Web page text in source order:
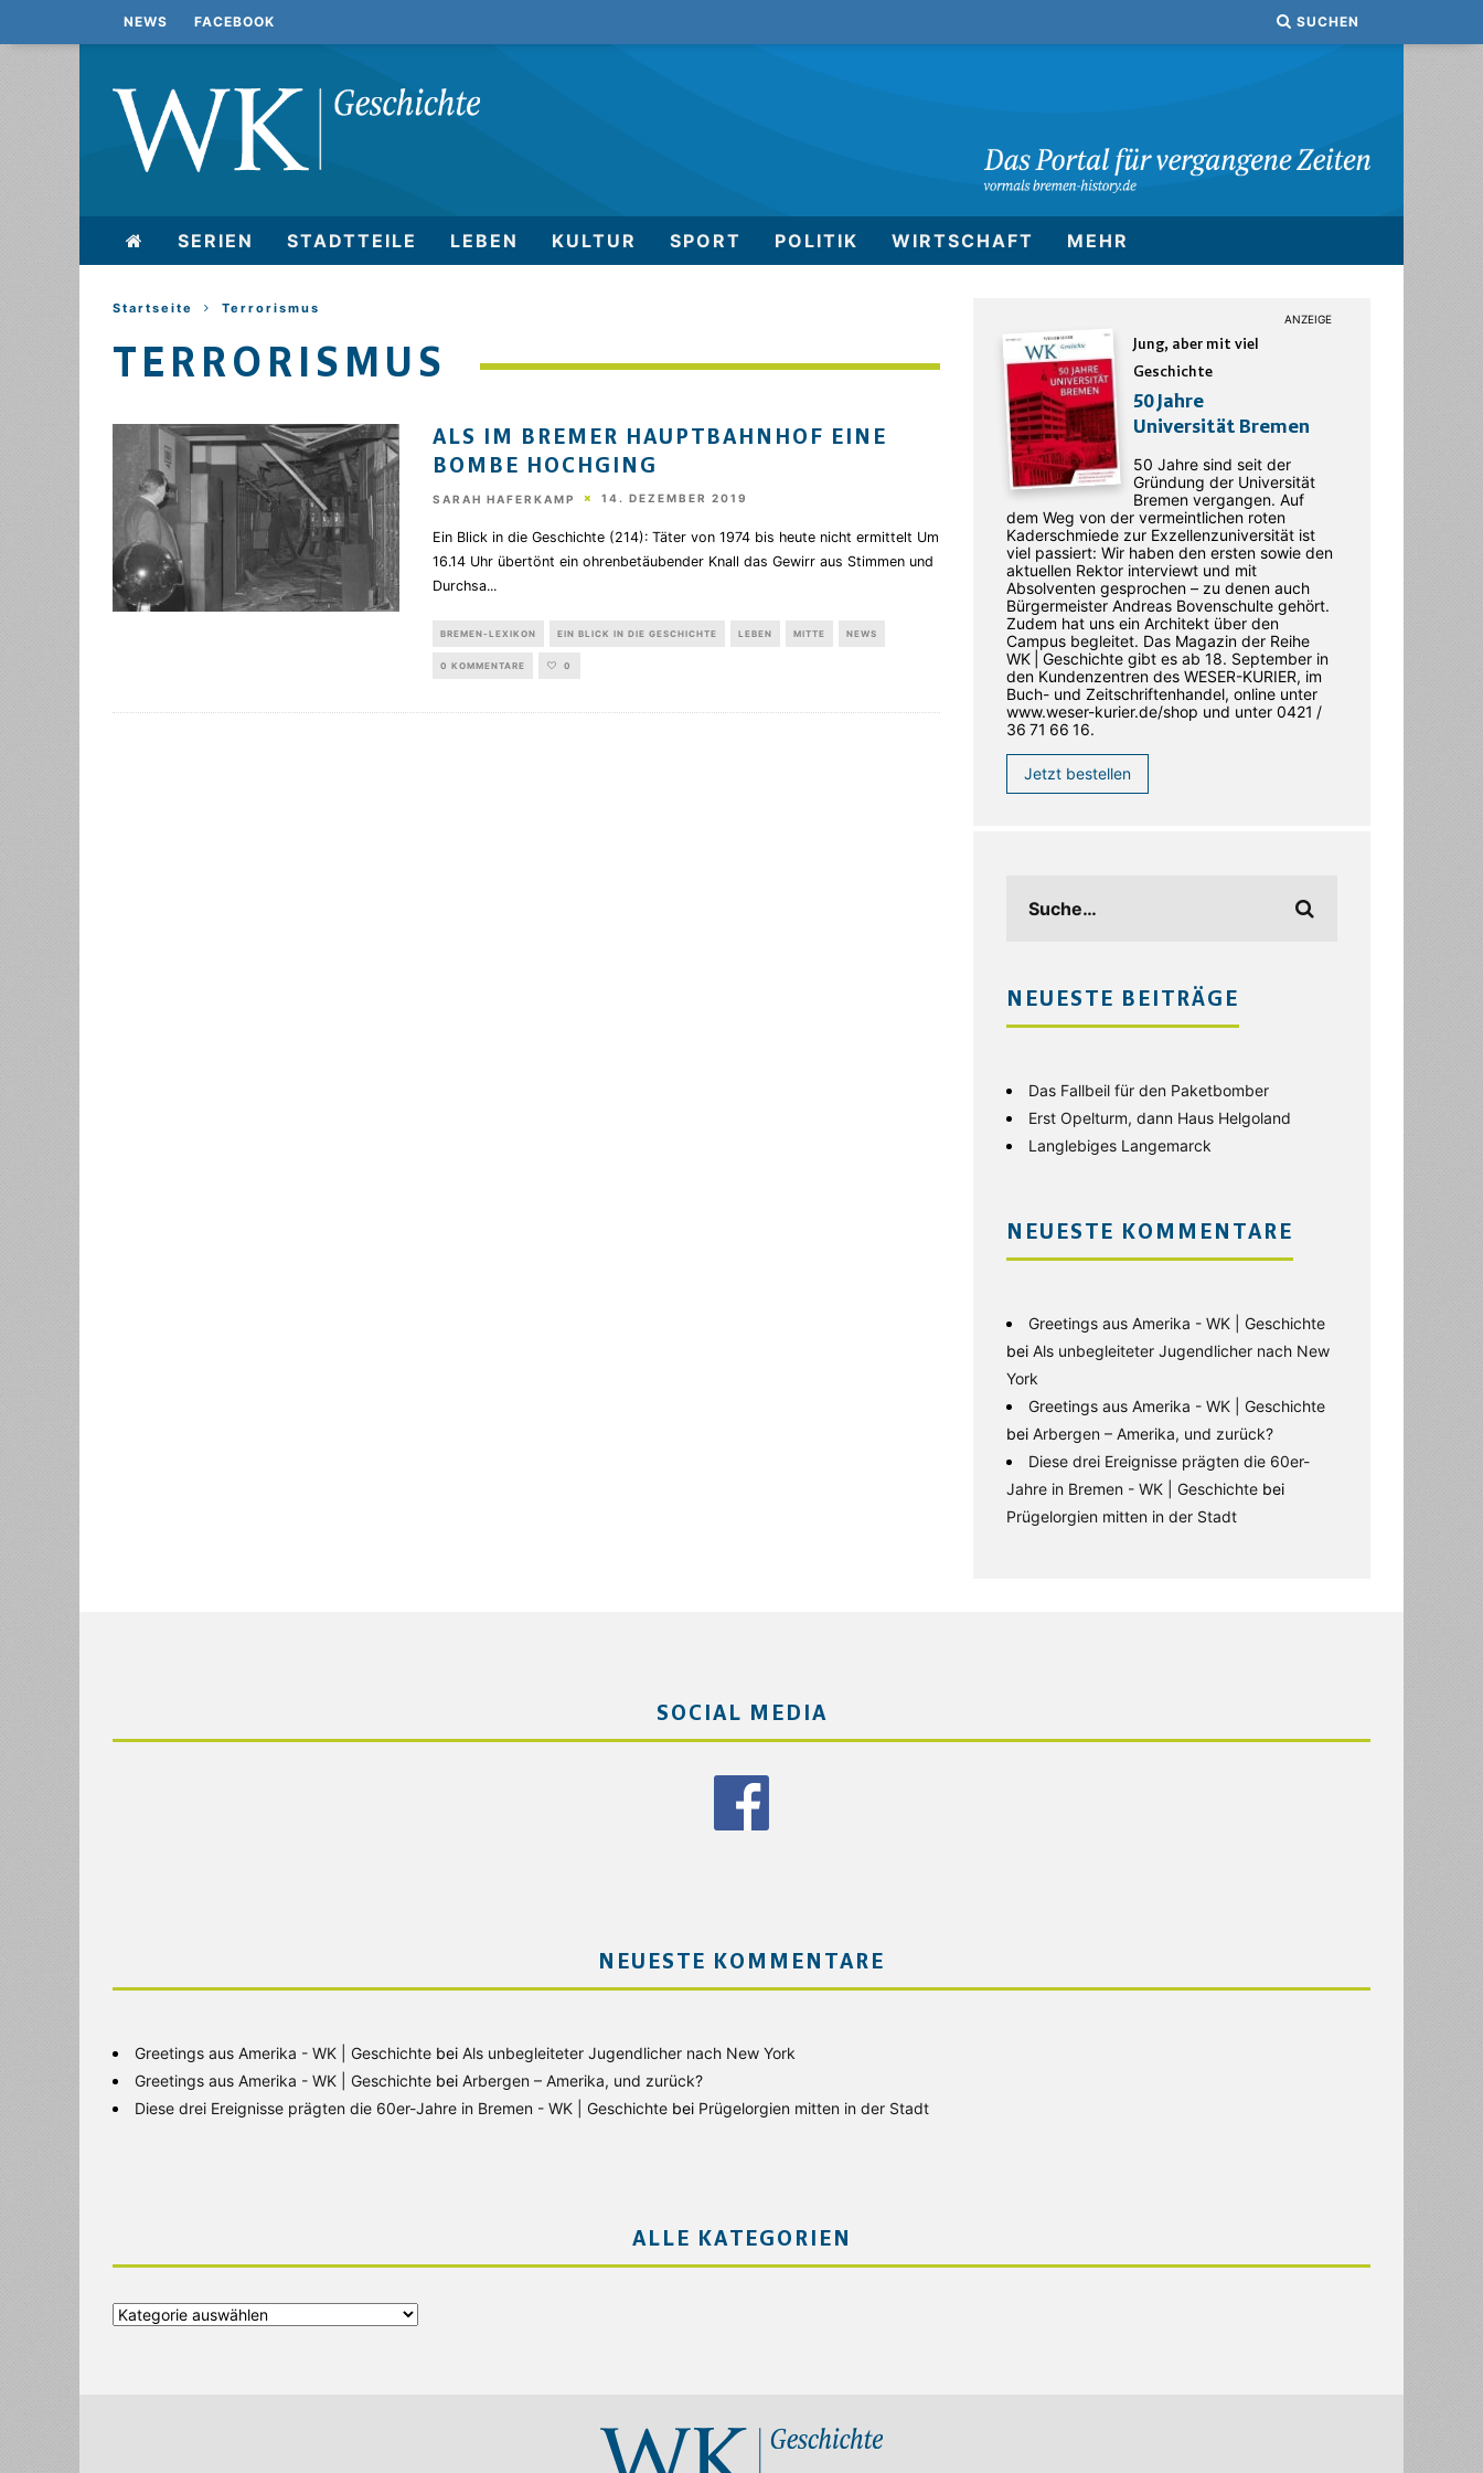
NEWS FACEBOOK SUCHEN
SERIEN STADTTEILE LEBEN KULTUR SPORT POLITIK WIRTSCHAFT MEHR
Startseite Terrorismus
TERRORISMUS
ALS IM BREMER HAUPTBAHNHOF EINE
BOMBE HOCHGING
SARAH HAFERKAMP 14. DEZEMBER 2019
Ein Blick in die Geschichte (214): Täter von 1974 bis heute nicht ermittelt Um
16.14 Uhr übertönt ein ohrenbetäubender Knall das Gewirr aus Stimmen und
Durchsa...
BREMEN-LEXIKON EIN BLICK IN DIE GESCHICHTE LEBEN MITTE NEWS
0 KOMMENTARE 0
Jung, aber mit viel
Geschichte
50 Jahre
Universität Bremen
50 Jahre sind seit der
Gründung der Universität
Bremen vergangen. Auf
dem Weg von der vermeintlichen roten
Kaderschmiede zur Exzellenzuniversität ist
viel passiert: Wir haben den ersten sowie den
aktuellen Rektor interviewt und mit
Absolventen gesprochen – zu denen auch
Bürgermeister Andreas Bovenschulte gehört.
Zudem hat uns ein Architekt über den
Campus begleitet. Das Magazin der Reihe
WK | Geschichte gibt es ab 18. September in
den ­Kundenzentren des WESER-­KURIER, im
Buch- und Zeitschriftenhandel, online unter
www.weser-kurier.de/shop und unter 0421 /
36 71 66 16.
Jetzt bestellen
NEUESTE BEITRÄGE
Das Fallbeil für den Paketbomber
Erst Opelturm, dann Haus Helgoland
Langlebiges Langemarck
NEUESTE KOMMENTARE
Greetings aus Amerika - WK | Geschichte
bei Als unbegleiteter Jugendlicher nach New
York
Greetings aus Amerika - WK | Geschichte
bei Arbergen – Amerika, und zurück?
Diese drei Ereignisse prägten die 60er-
Jahre in Bremen - WK | Geschichte bei
Prügelorgien mitten in der Stadt
SOCIAL MEDIA
NEUESTE KOMMENTARE
Greetings aus Amerika - WK | Geschichte bei Als unbegleiteter Jugendlicher nach New York
Greetings aus Amerika - WK | Geschichte bei Arbergen – Amerika, und zurück?
Diese drei Ereignisse prägten die 60er-Jahre in Bremen - WK | Geschichte bei Prügelorgien mitten in der Stadt
ALLE KATEGORIEN
Alle